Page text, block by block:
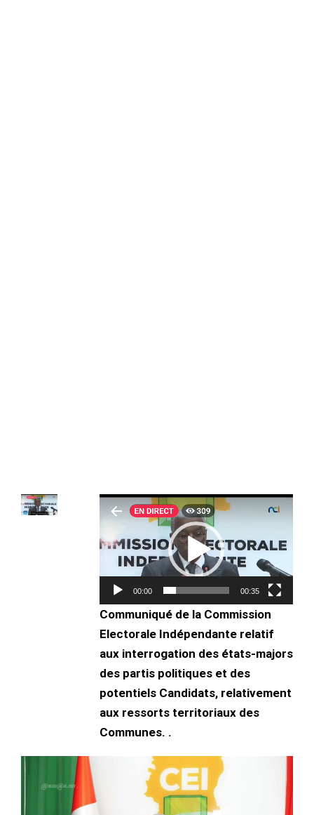
Lecteur
vidéo
00:00 00:35
Communiqué de la Commission
Electorale Indépendante relatif
aux interrogation des états-majors
des partis politiques et des
potentiels Candidats, relativement
aux ressorts territoriaux des
Communes. .